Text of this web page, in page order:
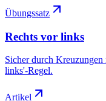
Übungssatz
Rechts vor links
Sicher durch
links'-Regel.
Artikel